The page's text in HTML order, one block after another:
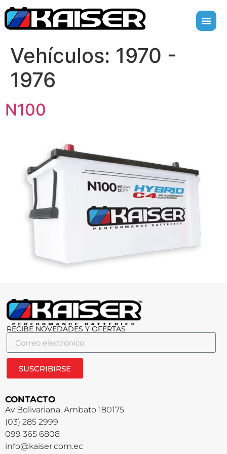
Vehículos: 1970 -
1976
N100
RECIBE NOVEDADES Y OFERTAS
SUSCRIBIRSE
CONTACTO
Av Bolivariana, Ambato 180175
(03) 285 2999
099 365 6808
info@kaiser.com.ec